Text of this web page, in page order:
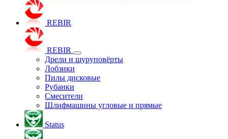
REBIR
REBIR
Дрели и шуруповёрты
Лобзики
Пилы дисковые
Рубанки
Смесители
Шлифмашины угловые и прямые
Status